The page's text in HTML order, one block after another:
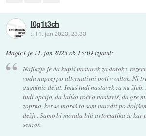
l0g1t3ch
:: 11. jan 2023, 23:33
Magic1 je 11. jan 2023 ob 15:09izjavil:
Najlažje je da kupiš nastavek za dotok v
voda naprej po alternativni poti v odtok. Ni
gugalnic delat. Imaš tudi nastavek za na
tudi opcijo, da lahko ročno nastaviš, da gre
zoprno, ker se moraš to sam naredit po
dežja. Samo bi morala biti avtomatika že kar
senzor.